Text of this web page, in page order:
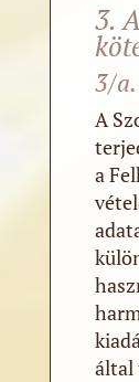
3.
3/
A
a
által